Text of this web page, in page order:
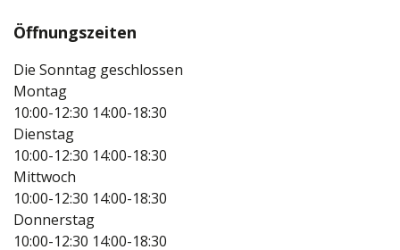
Öffnungszeiten
Die Sonntag geschlossen
Montag
10:00-12:30 14:00-18:30
Dienstag
10:00-12:30 14:00-18:30
Mittwoch
10:00-12:30 14:00-18:30
Donnerstag
10:00-12:30 14:00-18:30